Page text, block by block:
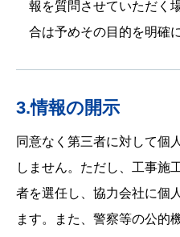
報を質問させていただく
合は予めその目的を明確
3.情報の開示
同意なく第三者に対して個
しません。ただし、工事施
者を選任し、協力会社に個
ます。また、警察等の公的